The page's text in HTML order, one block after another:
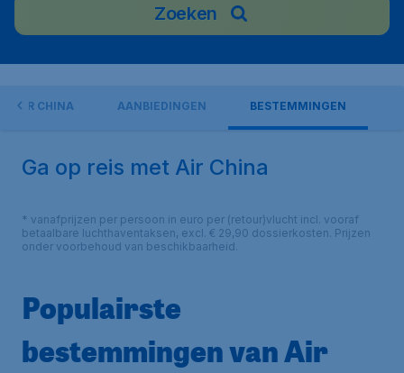
Zoeken
AIR CHINA AANBIEDINGEN BESTEMMINGEN
Ga op reis met Air China
* vanafprijzen per persoon in euro per (retour)vlucht incl. vooraf
betaalbare luchthaventaksen, excl. € 29,90 dossierkosten. Prijzen
onder voorbehoud van beschikbaarheid.
Populairste
bestemmingen van Air